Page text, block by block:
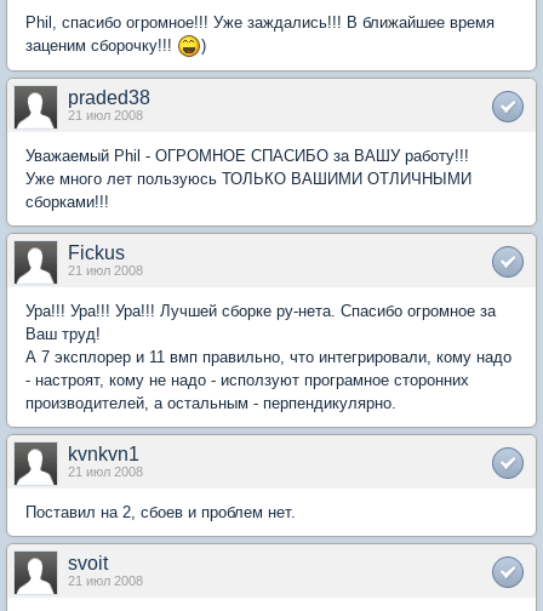
Phil, спасибо огромное!!! Уже заждались!!! В ближайшее время
заценим сборочку!!!
)
praded38
21 июл 2008
Уважаемый Phil - ОГРОМНОЕ СПАСИБО за ВАШУ работу!!!
Уже много лет пользуюсь ТОЛЬКО ВАШИМИ ОТЛИЧНЫМИ
сборками!!!
Fickus
21 июл 2008
Ура!!! Ура!!! Ура!!! Лучшей сборке ру-нета. Спасибо огромное за
Ваш труд!
А 7 эксплорер и 11 вмп правильно, что интегрировали, кому надо
- настроят, кому не надо - исползуют програмное сторонних
производителей, а остальным - перпендикулярно.
kvnkvn1
21 июл 2008
Поставил на 2, сбоев и проблем нет.
svoit
21 июл 2008